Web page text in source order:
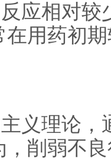
应相对
用药初
义理论
削弱不